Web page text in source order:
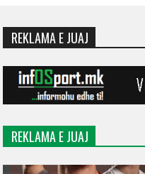
REKLAMA E JUAJ
REKLAMA E JUAJ